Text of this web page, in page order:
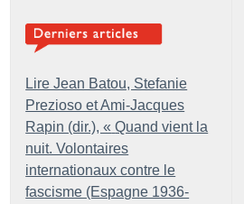
Lire Jean Batou, Stefanie
Prezioso et Ami-Jacques
Rapin (dir.), « Quand vient la
nuit. Volontaires
internationaux contre le
fascisme (Espagne 1936-